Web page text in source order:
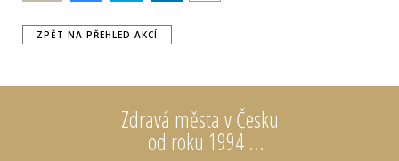
Zdravá města v Česku
od roku 1994 ...
ZPĚT NA PŘEHLED AKCÍ